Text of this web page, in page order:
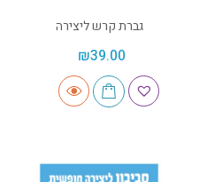
גברת קרש ליצירה
₪39.00